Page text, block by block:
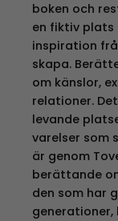
boken och
en fiktiv plats
inspiration
skapa.
om känslor,
relationer.
levande
varelser som
är genom
berättande
den som har
generationer,